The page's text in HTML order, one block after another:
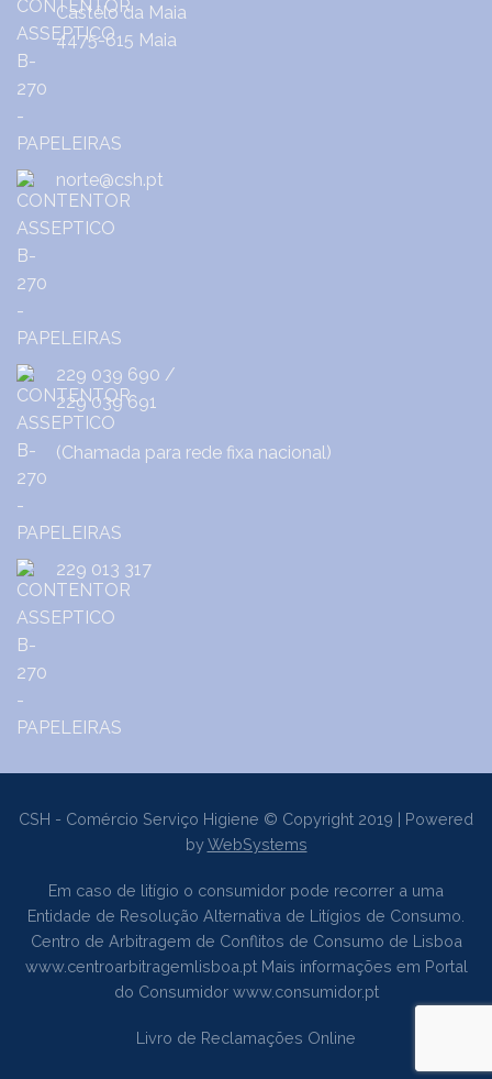
Castêlo da Maia
4475-615 Maia
norte@csh.pt
229 039 690 /
229 039 691
(Chamada para rede fixa nacional)
229 013 317
CSH - Comércio Serviço Higiene © Copyright 2019 | Powered
byWebSystems
Em caso de litígio o consumidor pode recorrer a uma
Entidade de Resolução Alternativa de Litígios de Consumo.
Centro de Arbitragem de Conflitos de Consumo de Lisboa
www.centroarbitragemlisboa.ptMais informações em Portal
do Consumidor www.consumidor.pt
Livro de Reclamações Online